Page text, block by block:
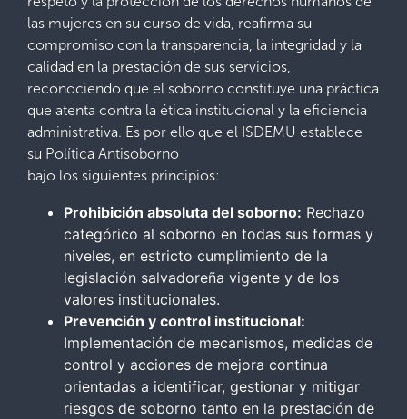
las mujeres en su curso de vida, reafirma su
compromiso con la transparencia, la integridad y la
calidad en la prestación de sus servicios,
reconociendo que el soborno constituye una práctica
que atenta contra la ética institucional y la eficiencia
administrativa. Es por ello que el ISDEMU establece
su Política Antisoborno
bajo los siguientes principios:
Prohibición absoluta del soborno: Rechazo
categórico al soborno en todas sus formas y
niveles, en estricto cumplimiento de la
legislación salvadoreña vigente y de los
valores institucionales.
Prevención y control institucional:
Implementación de mecanismos, medidas de
control y acciones de mejora continua
orientadas a identificar, gestionar y mitigar
riesgos de soborno tanto en la prestación de